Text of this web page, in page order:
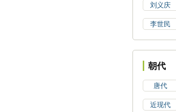
刘义庆
李世民
朝代
唐代
近现代